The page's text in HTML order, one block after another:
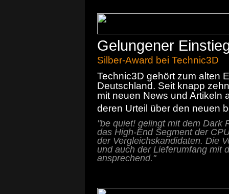
Gelungener
Silber-Award bei Technic3D
Technic3D gehört zum alten
Deutschland. Seit knapp
mit neuen News und Artikeln
deren Urteil über den neuen
"be quiet! gelingt mit dem Dark
das High-End Segment der
der Vergleichskandidaten. Die
und auch der Lieferumfang mit
ansprechend."